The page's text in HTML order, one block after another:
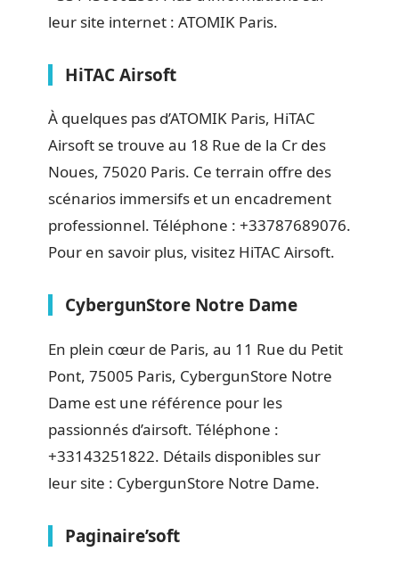
leur site internet : ATOMIK Paris.
HiTAC Airsoft
À quelques pas d’ATOMIK Paris, HiTAC
Airsoft se trouve au 18 Rue de la Cr des
Noues, 75020 Paris. Ce terrain offre des
scénarios immersifs et un encadrement
professionnel. Téléphone : +33787689076.
Pour en savoir plus, visitez HiTAC Airsoft.
CybergunStore Notre Dame
En plein cœur de Paris, au 11 Rue du Petit
Pont, 75005 Paris, CybergunStore Notre
Dame est une référence pour les
passionnés d’airsoft. Téléphone :
+33143251822. Détails disponibles sur
leur site : CybergunStore Notre Dame.
Paginaire’soft